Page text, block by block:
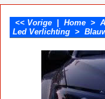
<< Vorige Home >
Led Verlichting >